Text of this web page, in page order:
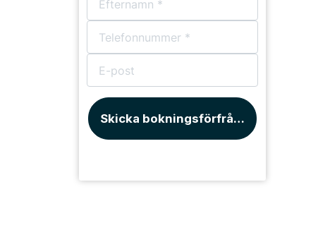
Skicka bokningsförfrågan